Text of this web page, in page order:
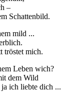
–
Schattenbild.
mild ...
tröstet mich.
Leben wich?
dem Wild
ich liebte dich ...